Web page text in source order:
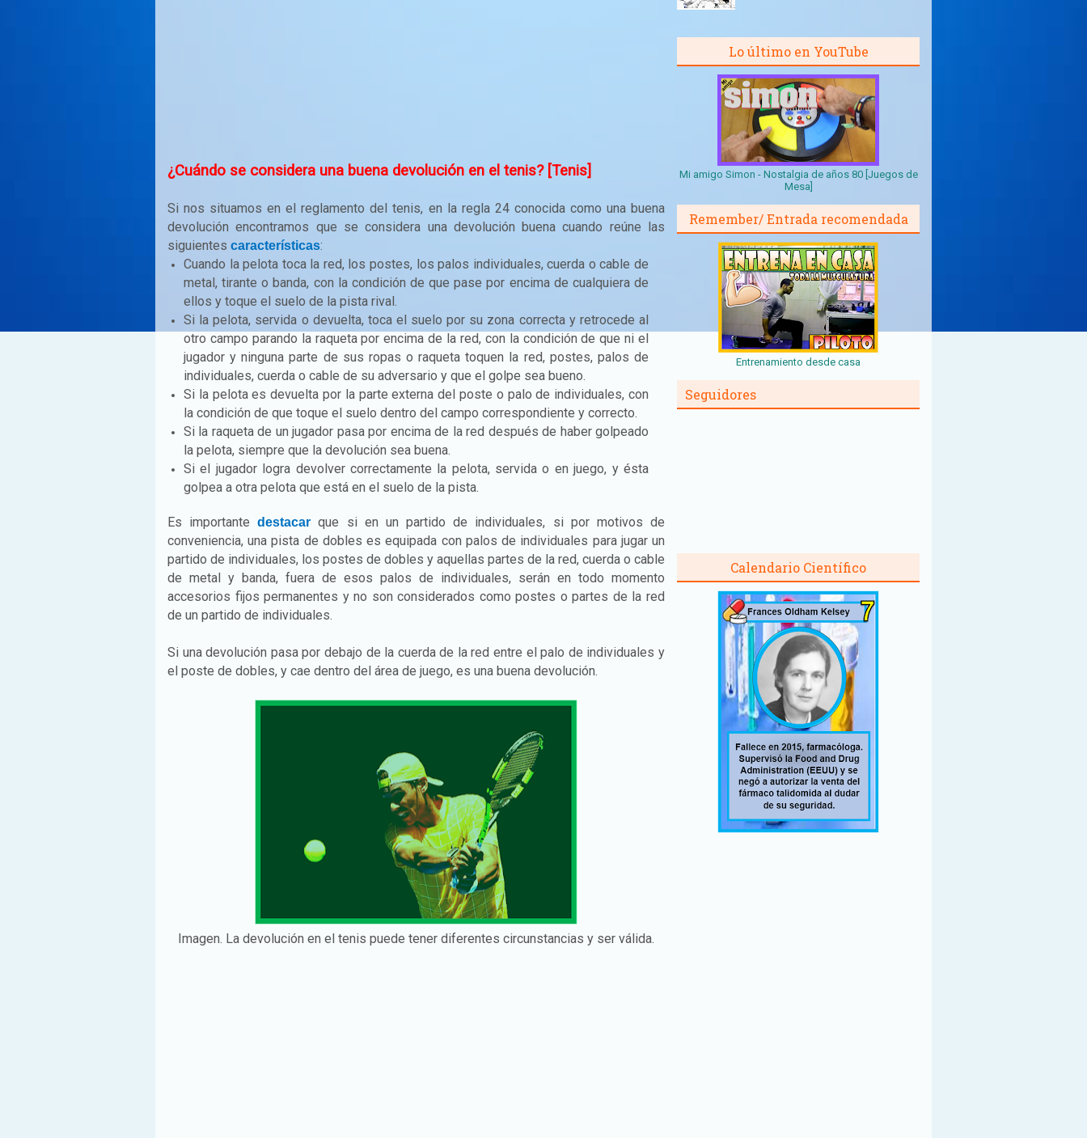
¿Cuándo se considera una buena devolución en el tenis? [Tenis]
Si nos situamos en el reglamento del tenis, en la regla 24 conocida como una buena
devolución encontramos que se considera una devolución buena cuando reúne las
siguientes características:
Cuando la pelota toca la red, los postes, los palos individuales, cuerda o cable de
metal, tirante o banda, con la condición de que pase por encima de cualquiera de
ellos y toque el suelo de la pista rival.
Si la pelota, servida o devuelta, toca el suelo por su zona correcta y retrocede al
otro campo parando la raqueta por encima de la red, con la condición de que ni el
jugador y ninguna parte de sus ropas o raqueta toquen la red, postes, palos de
individuales, cuerda o cable de su adversario y que el golpe sea bueno.
Si la pelota es devuelta por la parte externa del poste o palo de individuales, con
la condición de que toque el suelo dentro del campo correspondiente y correcto.
Si la raqueta de un jugador pasa por encima de la red después de haber golpeado
la pelota, siempre que la devolución sea buena.
Si el jugador logra devolver correctamente la pelota, servida o en juego, y ésta
golpea a otra pelota que está en el suelo de la pista.
Es importantedestacar que si en un partido de individuales, si por motivos de
conveniencia, una pista de dobles es equipada con palos de individuales para jugar un
partido de individuales, los postes de dobles y aquellas partes de la red, cuerda o cable
de metal y banda, fuera de esos palos de individuales, serán en todo momento
accesorios fijos permanentes y no son considerados como postes o partes de la red
de un partido de individuales.
Si una devolución pasa por debajo de la cuerda de la red entre el palo de individuales y
el poste de dobles, y cae dentro del área de juego, es una buena devolución.
Imagen. La devolución en el tenis puede tener diferentes circunstancias y ser válida.
Lo último en YouTube
Mi amigo Simon - Nostalgia de años 80 [Juegos de
Mesa]
Remember/ Entrada recomendada
Entrenamiento desde casa
Seguidores
Calendario Científico